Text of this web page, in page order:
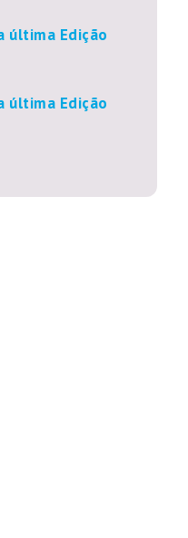
última Edição
última Edição